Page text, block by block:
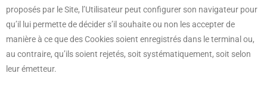
proposés par le Site, l’Utilisateur peut configurer son navigateur pour
qu’il lui permette de décider s’il souhaite ou non les accepter de
manière à ce que des Cookies soient enregistrés dans le terminal ou,
au contraire, qu’ils soient rejetés, soit systématiquement, soit selon
leur émetteur.